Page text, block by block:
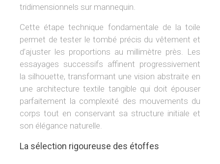
tridimensionnels sur mannequin.
Cette étape technique fondamentale de la toile
permet de tester le tombé précis du vêtement et
d’ajuster les proportions au millimètre près. Les
essayages successifs affinent progressivement
la silhouette, transformant une vision abstraite en
une architecture textile tangible qui doit épouser
parfaitement la complexité des mouvements du
corps tout en conservant sa structure initiale et
son élégance naturelle.
La sélection rigoureuse des étoffes